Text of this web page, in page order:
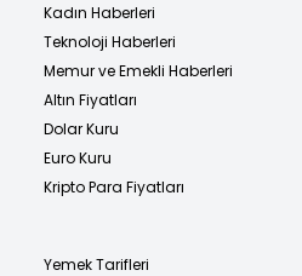
Kadın Haberleri
Teknoloji Haberleri
Memur ve Emekli Haberleri
Altın Fiyatları
Dolar Kuru
Euro Kuru
Kripto Para Fiyatları
Yemek Tarifleri